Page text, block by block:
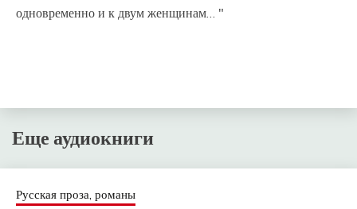
одновременно и к двум женщинам… "
Еще аудиокниги
Русская проза, романы